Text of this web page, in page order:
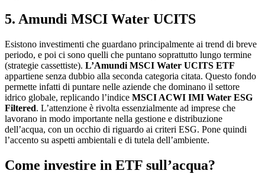
5. Amundi MSCI Water UCITS
Esistono investimenti che guardano principalmente ai trend di breve
periodo, e poi ci sono quelli che puntano soprattutto lungo termine
(strategie cassettiste). L’Amundi MSCI Water UCITS ETF
appartiene senza dubbio alla seconda categoria citata. Questo fondo
permette infatti di puntare nelle aziende che dominano il settore
idrico globale, replicando l’indice MSCI ACWI IMI Water ESG
Filtered. L’attenzione è rivolta essenzialmente ad imprese che
lavorano in modo importante nella gestione e distribuzione
dell’acqua, con un occhio di riguardo ai criteri ESG. Pone quindi
l’accento su aspetti ambientali e di tutela dell’ambiente.
Come investire in ETF sull’acqua?